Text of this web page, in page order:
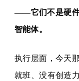
——它们不是硬
智能体。
执行层面，今天
就班、没有创造